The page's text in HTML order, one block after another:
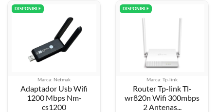
DISPONIBLE
Marca: Netmak
Adaptador Usb Wifi
1200 Mbps Nm-
cs1200
DISPONIBLE
Marca: Tp-link
Router Tp-link Tl-
wr820n Wifi 300mbps
2 Antenas...